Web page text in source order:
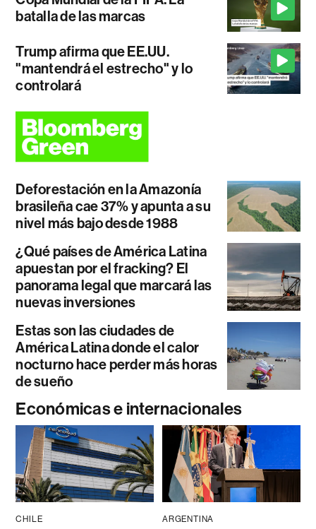
batalla de las marcas
Trump afirma que EE.UU.
"mantendrá el estrecho" y lo
controlará
Deforestación en la Amazonía
brasileña cae 37% y apunta a su
nivel más bajo desde 1988
¿Qué países de América Latina
apuestan por el fracking? El
panorama legal que marcará las
nuevas inversiones
Estas son las ciudades de
América Latina donde el calor
nocturno hace perder más horas
de sueño
Económicas e internacionales
CHILE ARGENTINA